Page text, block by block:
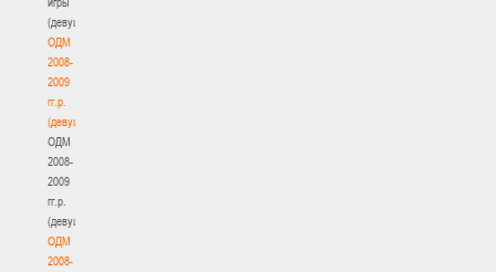
(девушки)
ОДМ
2008-
2009
гг.р.
(девушки)
ОДМ
2008-
2009
гг.р.
(девушки)
ОДМ
2008-